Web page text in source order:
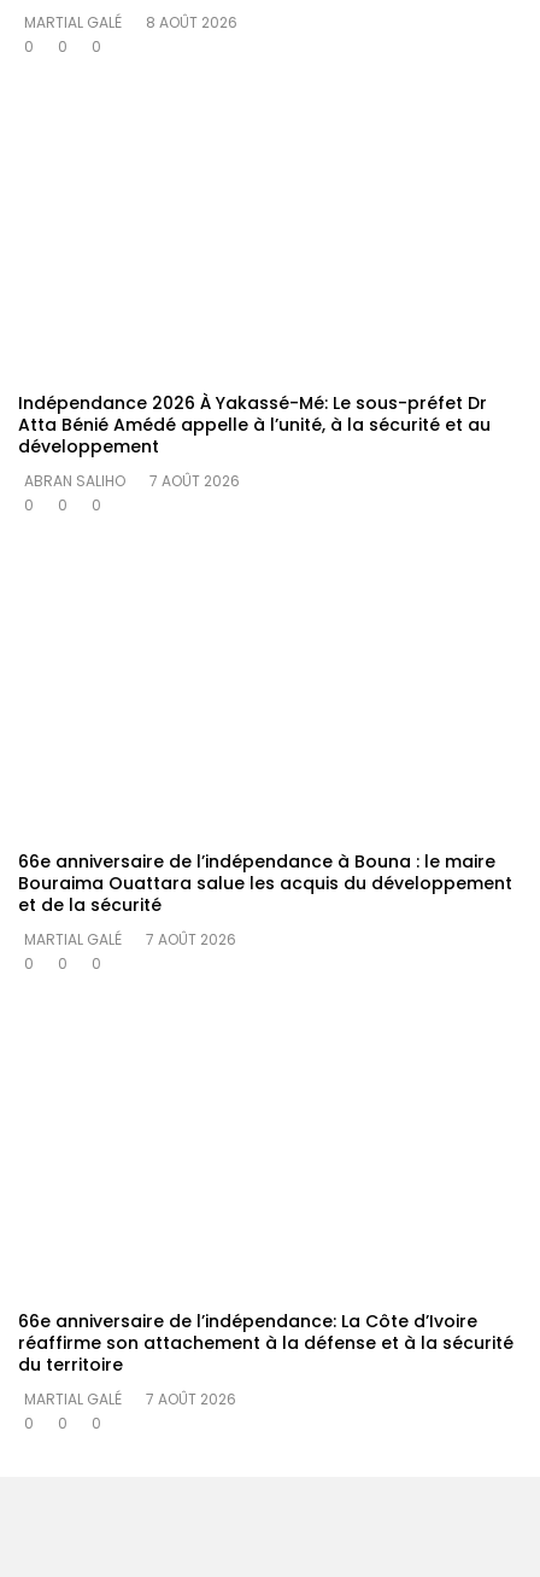
MARTIAL GALÉ
8 AOÛT 2026
0
0 0
Indépendance 2026 À Yakassé-Mé: Le sous-préfet Dr
Atta Bénié Amédé appelle à l’unité, à la sécurité et au
développement
ABRAN SALIHO
7 AOÛT 2026
0
0 0
66e anniversaire de l’indépendance à Bouna : le maire
Bouraima Ouattara salue les acquis du développement
et de la sécurité
MARTIAL GALÉ
7 AOÛT 2026
0
0 0
66e anniversaire de l’indépendance: La Côte d’Ivoire
réaffirme son attachement à la défense et à la sécurité
du territoire
MARTIAL GALÉ
7 AOÛT 2026
0
0 0